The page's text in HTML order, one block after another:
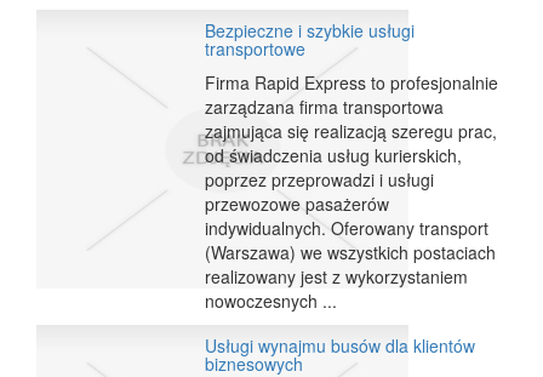
Bezpieczne i szybkie usługi
transportowe
Firma Rapid Express to profesjonalnie
zarządzana firma transportowa
zajmująca się realizacją szeregu prac,
od świadczenia usług kurierskich,
poprzez przeprowadzi i usługi
przewozowe pasażerów
indywidualnych. Oferowany transport
(Warszawa) we wszystkich postaciach
realizowany jest z wykorzystaniem
nowoczesnych ...
Usługi wynajmu busów dla klientów
biznesowych